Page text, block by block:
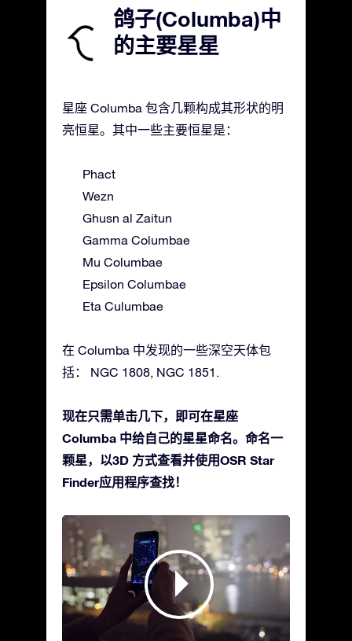
鸽子(Columba)中
的主要星星
星座 Columba 包含几颗构成其形状的明
亮恒星。其中一些主要恒星是：
Phact
Wezn
Ghusn al Zaitun
Gamma Columbae
Mu Columbae
Epsilon Columbae
Eta Culumbae
在 Columba 中发现的一些深空天体包
括： NGC 1808, NGC 1851.
现在只需单击几下，即可在星座
Columba 中给自己的星星命名。命名一
颗星，以3D 方式查看并使用OSR Star
Finder应用程序查找！